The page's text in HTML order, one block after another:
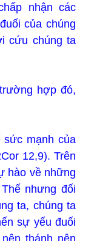
nhận các
của chúng
cứu chúng ta
hợp đó,
sức mạnh của
12,9). Trên
hào về những
nhưng đối
ta, chúng ta
sự yếu đuối
thánh nên